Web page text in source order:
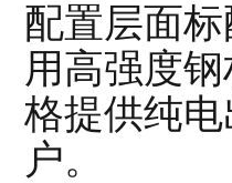
配置层面
用高强度
格提供纯
户。